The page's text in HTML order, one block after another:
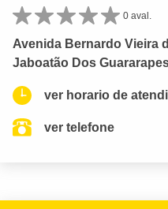
0 aval.
Avenida Bernardo Vieira
Jaboatão Dos
ver horario de
ver telefone